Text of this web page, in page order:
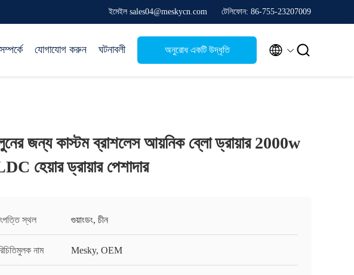
ইমেইল sales04@meskycn.com টেলিফোন: 86-755-23207009
যোগাযোগ করুন ঘটনাবলী অনুরোধ একটি উদ্ধৃতি  
জন্য কাস্টম ব্রাশলেস আয়নিক ব্লো ড্রায়ার 2000w
হেয়ার ড্রায়ার পেশাদার
স্থল গুয়াংডং, চীন
নাম Mesky, OEM